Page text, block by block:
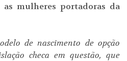
mulheres portadoras da
de nascimento de opção
checa em questão, que